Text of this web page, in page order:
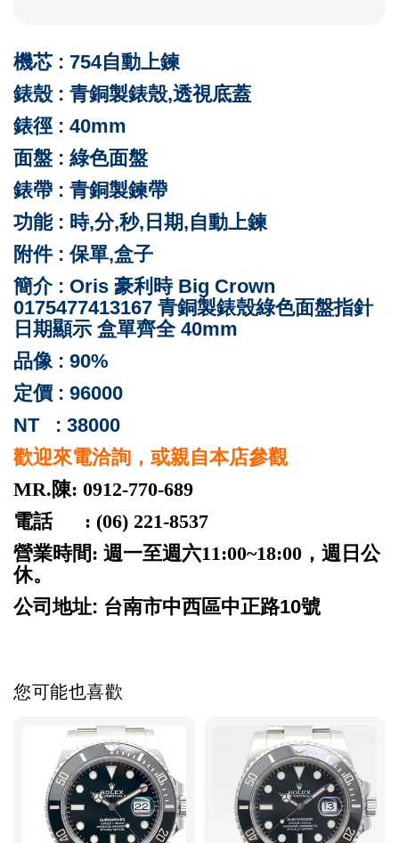
機芯 : 754自動上鍊
錶殼 : 青銅製錶殼,透視底蓋
錶徑 : 40mm
面盤 : 綠色面盤
錶帶 : 青銅製鍊帶
功能 : 時,分,秒,日期,自動上鍊
附件 : 保單,盒子
簡介 : Oris 豪利時 Big Crown
0175477413167 青銅製錶殼綠色面盤指針
日期顯示 盒單齊全 40mm
品像 : 90%
定價 : 96000
NT : 38000
歡迎來電洽詢，或親自本店參觀
MR.陳: 0912-770-689
電話 : (06) 221-8537
營業時間: 週一至週六11:00~18:00，週日公
休。
公司地址: 台南市中西區中正路10號
您可能也喜歡